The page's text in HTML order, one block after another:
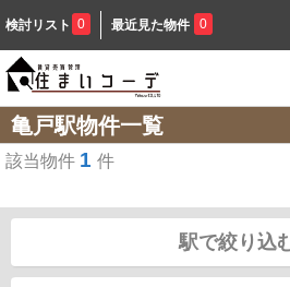
検討リスト 0 最近見た物件 0
亀戸駅物件一覧
該当物件 1 件
駅で絞り込